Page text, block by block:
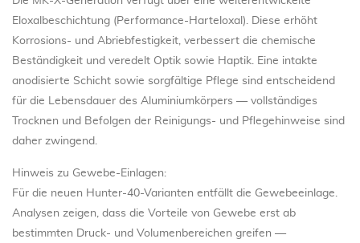
Eloxalbeschichtung (Performance-Harteloxal). Diese erhöht
Korrosions- und Abriebfestigkeit, verbessert die chemische
Beständigkeit und veredelt Optik sowie Haptik. Eine intakte
anodisierte Schicht sowie sorgfältige Pflege sind entscheidend
für die Lebensdauer des Aluminiumkörpers — vollständiges
Trocknen und Befolgen der Reinigungs- und Pflegehinweise sind
daher zwingend.
Hinweis zu Gewebe-Einlagen:
Für die neuen Hunter-40-Varianten entfällt die Gewebeeinlage.
Analysen zeigen, dass die Vorteile von Gewebe erst ab
bestimmten Druck- und Volumenbereichen greifen —